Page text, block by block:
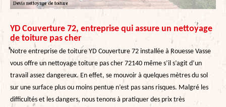
YD Couverture 72, entreprise qui assure un nettoyage
de toiture pas cher
Notre entreprise de toiture YD Couverture 72 installée à Rouesse Vasse
vous offre un nettoyage toiture pas cher 72140 même s’il s’agit d’un
travail assez dangereux. En effet, se mouvoir à quelques mètres du sol
sur une surface plus ou moins pentue n’est pas sans risques. Malgré les
difficultés et les dangers, nous tenons à pratiquer des prix très